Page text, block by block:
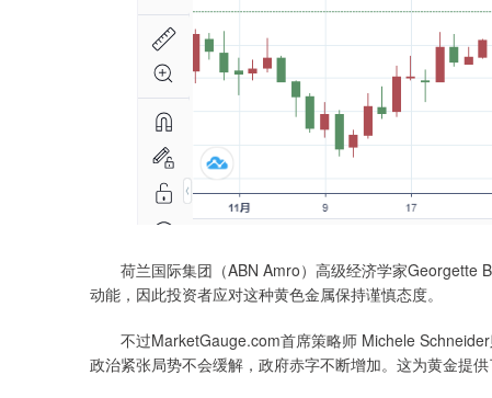
荷兰国际集团（ABN Amro）高级经济学家Georgette
动能，因此投资者应对这种黄色金属保持谨慎态度。
不过MarketGauge.com首席策略师 Michele Schneider
政治紧张局势不会缓解，政府赤字不断增加。这为黄金提